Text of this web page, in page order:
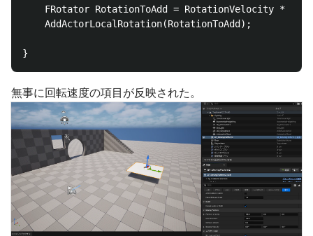
無事に回転速度の項目が反映された。